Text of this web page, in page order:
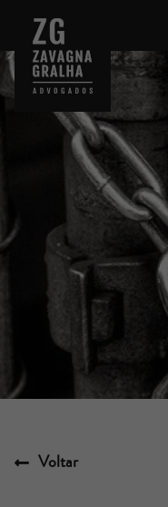
Voltar